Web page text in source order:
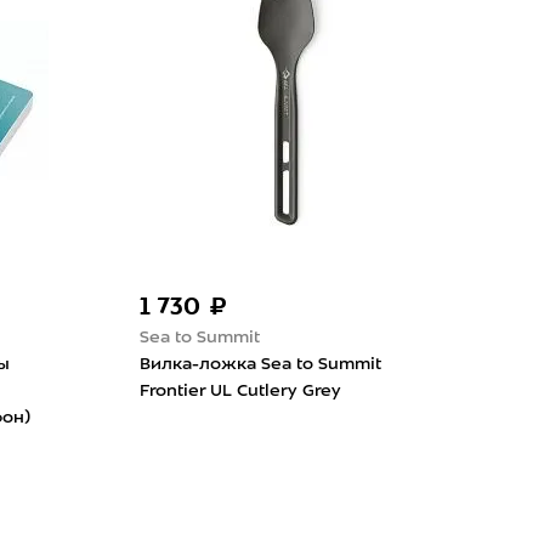
1 730 ₽
Sea to Summit
Вилка-ложка Sea to Summit
Frontier UL Cutlery Grey